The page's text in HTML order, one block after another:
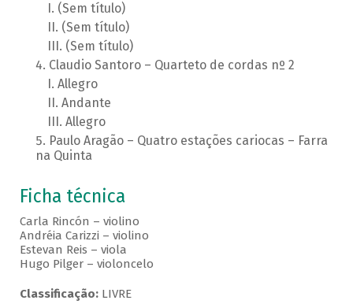
(Sem título)
(Sem título)
(Sem título)
Claudio Santoro – Quarteto de cordas nº 2
Allegro
Andante
Allegro
Paulo Aragão – Quatro estações cariocas – Farra
na Quinta
Ficha técnica
Carla Rincón – violino
Andréia Carizzi – violino
Estevan Reis – viola
Hugo Pilger – violoncelo
Classificação:LIVRE